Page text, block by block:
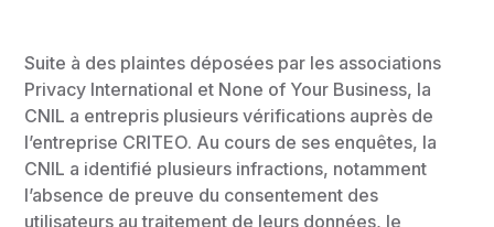
Suite à des plaintes déposées par les associations
Privacy International et None of Your Business, la
CNIL a entrepris plusieurs vérifications auprès de
l’entreprise CRITEO. Au cours de ses enquêtes, la
CNIL a identifié plusieurs infractions, notamment
l’absence de preuve du consentement des
utilisateurs au traitement de leurs données, le